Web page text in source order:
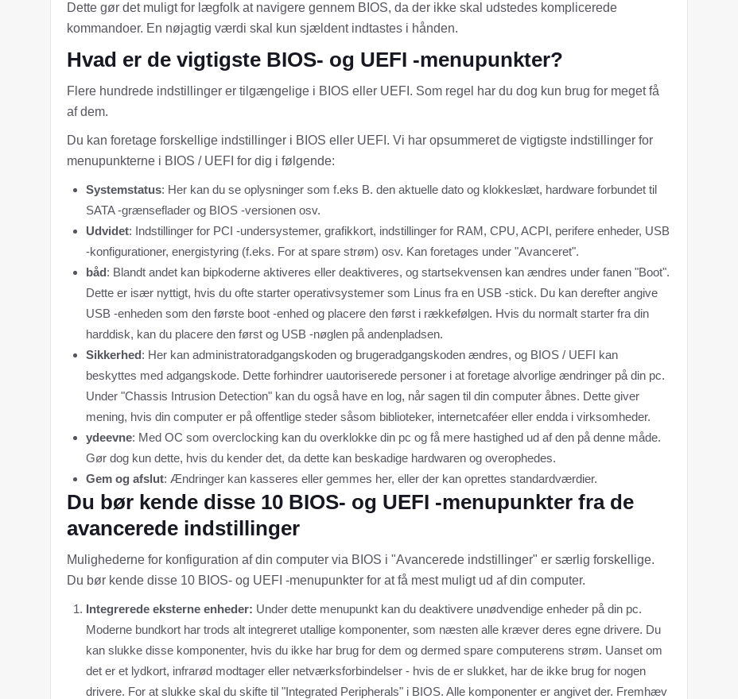
Dette gør det muligt for lægfolk at navigere gennem BIOS, da der ikke skal udstedes komplicerede
kommandoer. En nøjagtig værdi skal kun sjældent indtastes i hånden.
Hvad er de vigtigste BIOS- og UEFI -menupunkter?
Flere hundrede indstillinger er tilgængelige i BIOS eller UEFI. Som regel har du dog kun brug for meget få
af dem.
Du kan foretage forskellige indstillinger i BIOS eller UEFI. Vi har opsummeret de vigtigste indstillinger for
menupunkterne i BIOS / UEFI for dig i følgende:
Systemstatus: Her kan du se oplysninger som f.eks B. den aktuelle dato og klokkeslæt, hardware forbundet til
SATA -grænseflader og BIOS -versionen osv.
Udvidet: Indstillinger for PCI -undersystemer, grafikkort, indstillinger for RAM, CPU, ACPI, perifere enheder, USB
-konfigurationer, energistyring (f.eks. For at spare strøm) osv. Kan foretages under "Avanceret".
båd: Blandt andet kan bipkoderne aktiveres eller deaktiveres, og startsekvensen kan ændres under fanen "Boot".
Dette er især nyttigt, hvis du ofte starter operativsystemer som Linus fra en USB -stick. Du kan derefter angive
USB -enheden som den første boot -enhed og placere den først i rækkefølgen. Hvis du normalt starter fra din
harddisk, kan du placere den først og USB -nøglen på andenpladsen.
Sikkerhed: Her kan administratoradgangskoden og brugeradgangskoden ændres, og BIOS / UEFI kan
beskyttes med adgangskode. Dette forhindrer uautoriserede personer i at foretage alvorlige ændringer på din pc.
Under "Chassis Intrusion Detection" kan du også have en log, når sagen til din computer åbnes. Dette giver
mening, hvis din computer er på offentlige steder såsom biblioteker, internetcaféer eller endda i virksomheder.
ydeevne: Med OC som overclocking kan du overklokke din pc og få mere hastighed ud af den på denne måde.
Gør dog kun dette, hvis du kender det, da dette kan beskadige hardwaren og overophedes.
Gem og afslut: Ændringer kan kasseres eller gemmes her, eller der kan oprettes standardværdier.
Du bør kende disse 10 BIOS- og UEFI -menupunkter fra de
avancerede indstillinger
Mulighederne for konfiguration af din computer via BIOS i "Avancerede indstillinger" er særlig forskellige.
Du bør kende disse 10 BIOS- og UEFI -menupunkter for at få mest muligt ud af din computer.
Integrerede eksterne enheder: Under dette menupunkt kan du deaktivere unødvendige enheder på din pc.
Moderne bundkort har trods alt integreret utallige komponenter, som næsten alle kræver deres egne drivere. Du
kan slukke disse komponenter, hvis du ikke har brug for dem og dermed spare computerens strøm. Uanset om
det er et lydkort, infrarød modtager eller netværksforbindelser - hvis de er slukket, har de ikke brug for nogen
drivere. For at slukke skal du skifte til "Integrated Peripherals" i BIOS. Alle komponenter er angivet der. Fremhæv